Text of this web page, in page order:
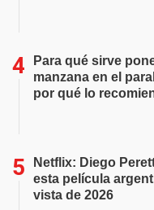
Para qué sirve
manzana en el
por qué lo
Netflix: Diego
esta película
vista de 2026